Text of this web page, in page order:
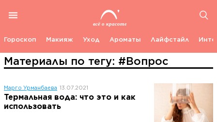
Гороскоп Макияж Уход Ароматы Лайфстайл
Материалы по тегу: #Вопрос
Марго Урманбаева 13.07.2021
Термальная вода: что это и как
использовать